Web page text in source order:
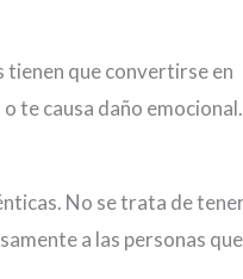
tienen que convertirse en
te causa daño emocional.
No se trata de
a las personas